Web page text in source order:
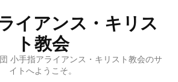
イアンス・キリス
ト教会
小手指アライアンス・キリスト教会のサ
イトへようこそ。